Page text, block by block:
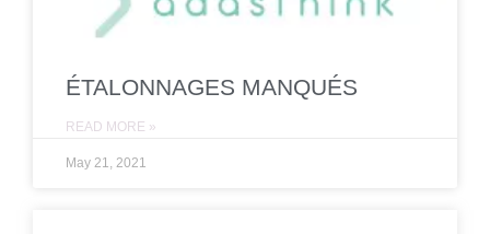
ÉTALONNAGES MANQUÉS
READ MORE »
May 21, 2021